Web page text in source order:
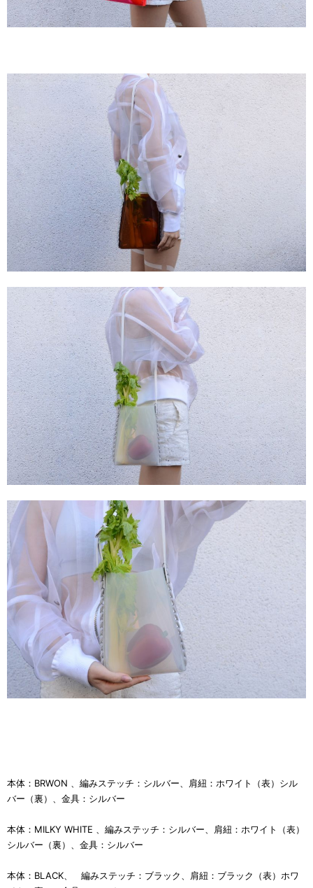
本体：BRWON 、編みステッチ：シルバー、肩紐：ホワイト（表）シル
バー（裏）、金具：シルバー
本体：MILKY WHITE 、編みステッチ：シルバー、肩紐：ホワイト（表）
シルバー（裏）、金具：シルバー
本体：BLACK、 編みステッチ：ブラック、肩紐：ブラック（表）ホワ